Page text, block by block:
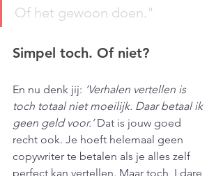
Of het gewoon doen."
Simpel toch. Of niet?
En nu denk jij: ‘Verhalen vertellen is
toch totaal niet moeilijk. Daar betaal ik
geen geld voor.’ Dat is jouw goed
recht ook. Je hoeft helemaal geen
copywriter te betalen als je alles zelf
perfect kan vertellen. Maar toch, I dare